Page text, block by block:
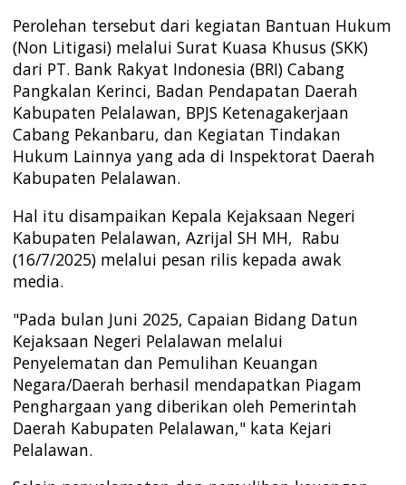
Perolehan tersebut dari kegiatan Bantuan Hukum
(Non Litigasi) melalui Surat Kuasa Khusus (SKK)
dari PT. Bank Rakyat Indonesia (BRI) Cabang
Pangkalan Kerinci, Badan Pendapatan Daerah
Kabupaten Pelalawan, BPJS Ketenagakerjaan
Cabang Pekanbaru, dan Kegiatan Tindakan
Hukum Lainnya yang ada di Inspektorat Daerah
Kabupaten Pelalawan.
Hal itu disampaikan Kepala Kejaksaan Negeri
Kabupaten Pelalawan, Azrijal SH MH, Rabu
(16/7/2025) melalui pesan rilis kepada awak
media.
"Pada bulan Juni 2025, Capaian Bidang Datun
Kejaksaan Negeri Pelalawan melalui
Penyelematan dan Pemulihan Keuangan
Negara/Daerah berhasil mendapatkan Piagam
Penghargaan yang diberikan oleh Pemerintah
Daerah Kabupaten Pelalawan," kata Kejari
Pelalawan.